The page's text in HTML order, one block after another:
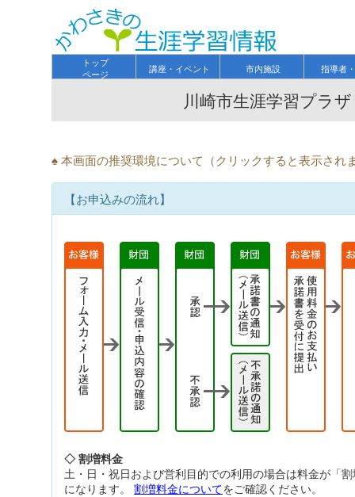
トップ
ページ
講座・イベント 市内施設 指導者
川崎市生涯学習プラ
♠ 本画面の推奨環境について（クリックすると表示され
【お申込みの流れ】
◇ 割増料金
土・日・祝日および営利目的での利用の場合は料金が「
になります。 割増料金についてをご確認ください。